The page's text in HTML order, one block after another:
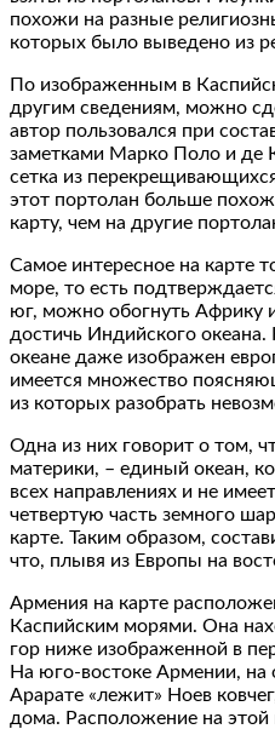
похожи на разные
которых было выведено из
По изображенным в
другим сведениям, можно
автор пользовался при
заметками Марко Поло и де
сетка из
этот портолан больше
карту, чем на другие
Самое интересное на карте
море, то есть
юг, можно обогнуть Африку
достичь Индийского
океане даже изображен
имеется множество
из которых разобрать
Одна из них говорит о том,
материки, – единый океан,
всех направлениях и не
четвертую часть земного
карте. Таким образом,
что, плывя из Европы на
Армения на карте
Каспийским морями. Она
гор ниже изображенной в
На юго-востоке Армении,
Арарате «лежит» Ноев
дома. Расположение на